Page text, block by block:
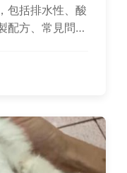
包括排水性、酸
配方、常見問題